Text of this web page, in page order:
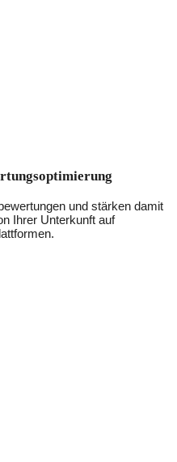
und stärken damit
Ihrer Unterkunft auf